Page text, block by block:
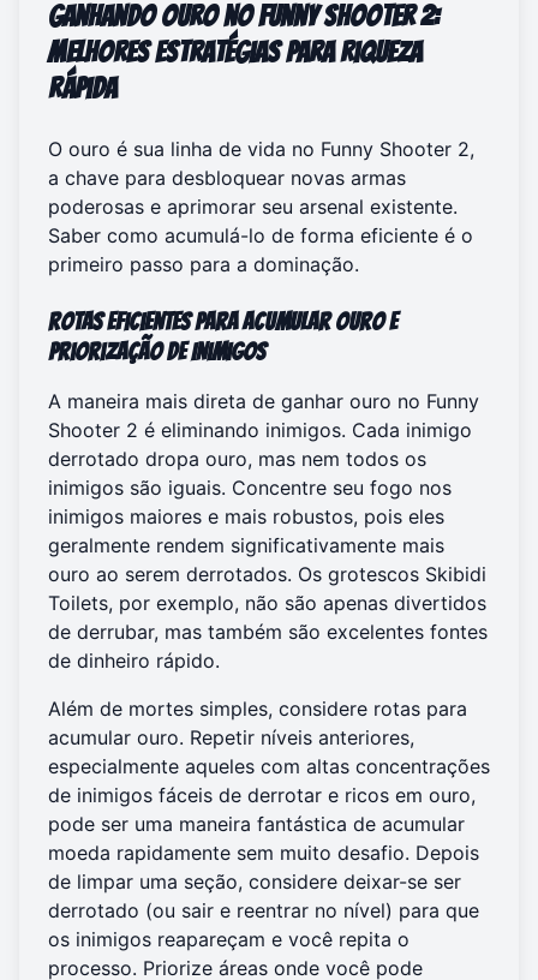
Ganhando Ouro no Funny Shooter 2:
Melhores Estratégias para Riqueza
Rápida
O ouro é sua linha de vida no Funny Shooter 2,
a chave para desbloquear novas armas
poderosas e aprimorar seu arsenal existente.
Saber como acumulá-lo de forma eficiente é o
primeiro passo para a dominação.
Rotas Eficientes para Acumular Ouro e
Priorização de Inimigos
A maneira mais direta de ganhar ouro no Funny
Shooter 2 é eliminando inimigos. Cada inimigo
derrotado dropa ouro, mas nem todos os
inimigos são iguais. Concentre seu fogo nos
inimigos maiores e mais robustos, pois eles
geralmente rendem significativamente mais
ouro ao serem derrotados. Os grotescos Skibidi
Toilets, por exemplo, não são apenas divertidos
de derrubar, mas também são excelentes fontes
de dinheiro rápido.
Além de mortes simples, considere rotas para
acumular ouro. Repetir níveis anteriores,
especialmente aqueles com altas concentrações
de inimigos fáceis de derrotar e ricos em ouro,
pode ser uma maneira fantástica de acumular
moeda rapidamente sem muito desafio. Depois
de limpar uma seção, considere deixar-se ser
derrotado (ou sair e reentrar no nível) para que
os inimigos reapareçam e você repita o
processo. Priorize áreas onde você pode